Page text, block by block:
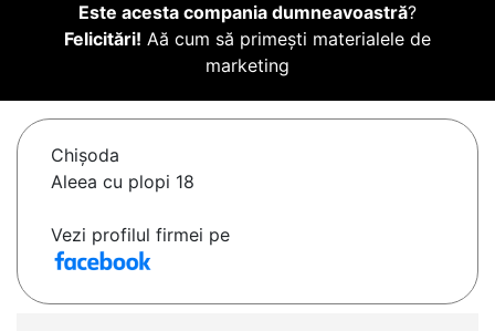
Este acesta compania dumneavoastră?
Felicitări! Aă cum să primești materialele de
marketing
Chişoda
Aleea cu plopi 18
Vezi profilul firmei pe